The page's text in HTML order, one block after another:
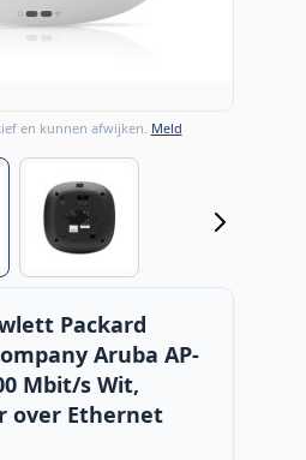
en kunnen afwijken. Meld
imageView larger image
Packard
Aruba AP-
Mbit/s Wit,
over Ethernet